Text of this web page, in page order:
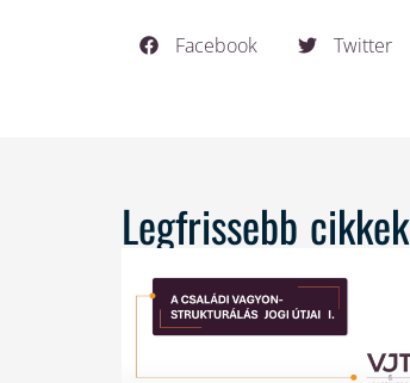
Facebook Twitter
Legfrissebb cikkek